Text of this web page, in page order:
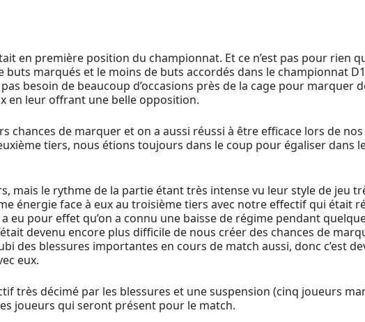
en première position du championnat. Et ce n’est pas pour rien
marqués et le moins de buts accordés dans le championnat
besoin de beaucoup d’occasions près de la cage pour marquer
en leur offrant une belle opposition.
chances de marquer et on a aussi réussi à être efficace lors de
tiers, nous étions toujours dans le coup pour égaliser dans
mais le rythme de la partie étant très intense vu leur style de jeu
énergie face à eux au troisième tiers avec notre effectif qui était
eu pour effet qu’on a connu une baisse de régime pendant
devenu encore plus difficile de nous créer des chances de
des blessures importantes en cours de match aussi, donc c’est
eux.
très décimé par les blessures et une suspension (cinq joueurs
joueurs qui seront présent pour le match.